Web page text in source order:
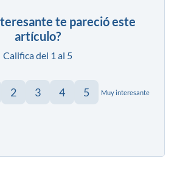
te pareció este
artículo?
Califica del 1 al 5
2 3 4 5 Muy interesante